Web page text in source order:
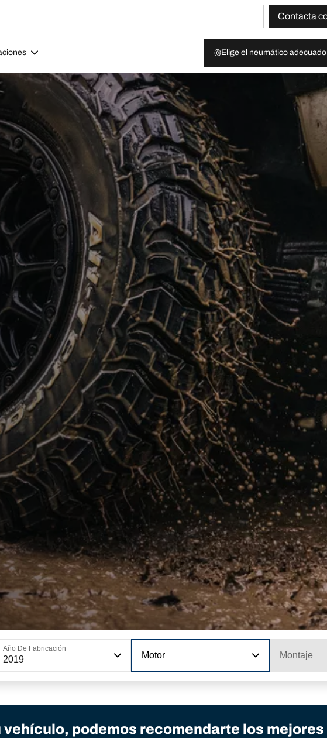
Contacta
Elige el neumático adecuado
Año De Fabricación
2019 Motor Montaje
podemos recomendarte los mejores